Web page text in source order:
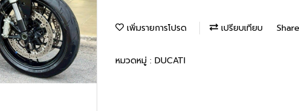
เพิ่มรายการโปรด เปรียบเทียบ Share
หมวดหมู่ : DUCATI